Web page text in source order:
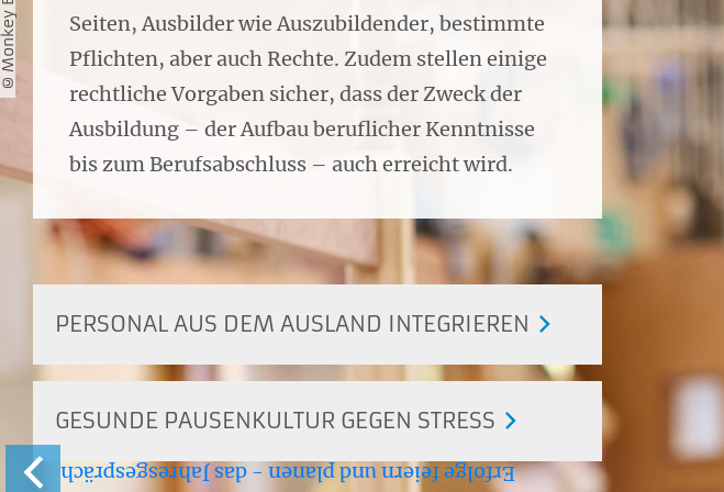
Seiten, Ausbilder wie Auszubildender, bestimmte
Pflichten, aber auch Rechte. Zudem stellen einige
rechtliche Vorgaben sicher, dass der Zweck der
Ausbildung – der Aufbau beruflicher Kenntnisse
bis zum Berufsabschluss – auch erreicht wird.
PERSONAL AUS DEM AUSLAND INTEGRIEREN
GESUNDE PAUSENKULTUR GEGEN STRESS
Erfolge feiern und planen - das Jahresgespräch